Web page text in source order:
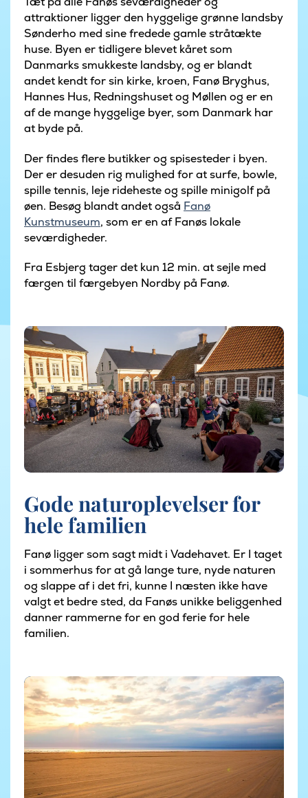
attraktioner ligger den hyggelige grønne landsby
Sønderho med sine fredede gamle stråtækte
huse. Byen er tidligere blevet kåret som
Danmarks smukkeste landsby, og er blandt
andet kendt for sin kirke, kroen, Fanø Bryghus,
Hannes Hus, Redningshuset og Møllen og er en
af de mange hyggelige byer, som Danmark har
at byde på.
Der findes flere butikker og spisesteder i byen.
Der er desuden rig mulighed for at surfe, bowle,
spille tennis, leje rideheste og spille minigolf på
øen. Besøg blandt andet også Fanø
Kunstmuseum, som er en af Fanøs lokale
seværdigheder.
Fra Esbjerg tager det kun 12 min. at sejle med
færgen til færgebyen Nordby på Fanø.
Gode naturoplevelser for
hele familien
Fanø ligger som sagt midt i Vadehavet. Er I taget
i sommerhus for at gå lange ture, nyde naturen
og slappe af i det fri, kunne I næsten ikke have
valgt et bedre sted, da Fanøs unikke beliggenhed
danner rammerne for en god ferie for hele
familien.